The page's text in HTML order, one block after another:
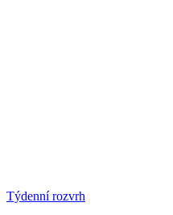
Týdenní rozvrh